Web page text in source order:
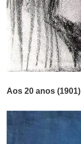
Aos 20 anos (1901)